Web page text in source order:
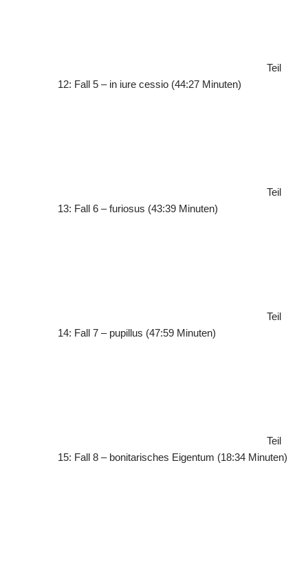
Teil
12: Fall 5 – in iure cessio (44:27 Minuten)
Teil
13: Fall 6 – furiosus (43:39 Minuten)
Teil
14: Fall 7 – pupillus (47:59 Minuten)
Teil
15: Fall 8 – bonitarisches Eigentum (18:34 Minuten)